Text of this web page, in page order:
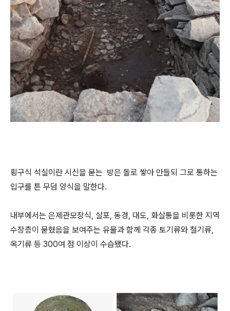
횡구식 석실이란 시신을 묻는 방은 돌로 쌓아 만들되 그로 통하는
입구를 튼 무덤 양식을 말한다.
내부에서는 은제관모장식, 살포, 동경, 대도, 화살통을 비롯한 지역
수장층이 묻혔음을 보여주는 유물과 함께 각종 토기류와 철기류,
옥기류 등 300여 점 이상이 수습됐다.